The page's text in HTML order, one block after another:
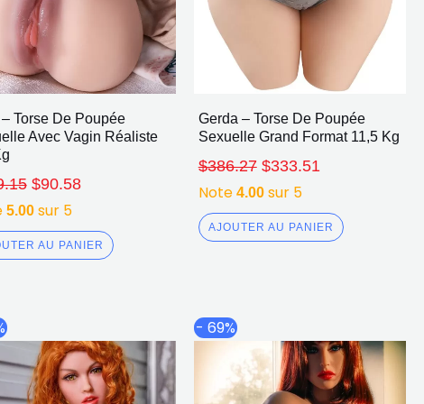
Torse De Poupée
Avec Vagin Réaliste
$90.58
5.00sur 5
AU PANIER
Gerda – Torse De Poupée
Sexuelle Grand Format 11,5 Kg
$386.27 $333.51
Note 4.00sur 5
AJOUTER AU PANIER
de
prix :
$797.65
produit
a
- 69%
de
prix :
$802.12
produit
a